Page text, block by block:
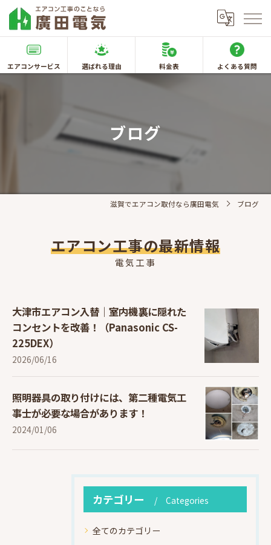
エアコンサービス 選ばれる理由 料金表 よくある質問
ブログ
滋賀でエアコン取付なら廣田電気 ブログ
エアコン工事の最新情報
電気工事
大津市エアコン入替｜室内機裏に隠れた
コンセントを改善！（Panasonic CS-
225DEX）
2026/06/16
照明器具の取り付けには、第二種電気工
事士が必要な場合があります！
2024/01/06
カテゴリー Categories
全てのカテゴリー